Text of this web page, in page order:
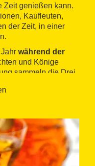
Zeit genießen kann.
Kaufleuten,
der Zeit, in einer
während der
und Könige
sammeln die Drei